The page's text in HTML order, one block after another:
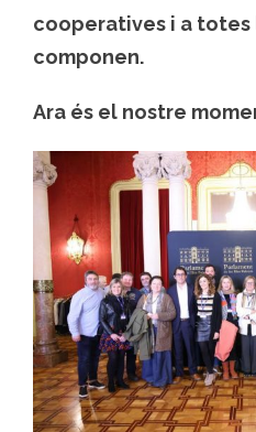
cooperatives i a totes
componen.
Ara és el nostre